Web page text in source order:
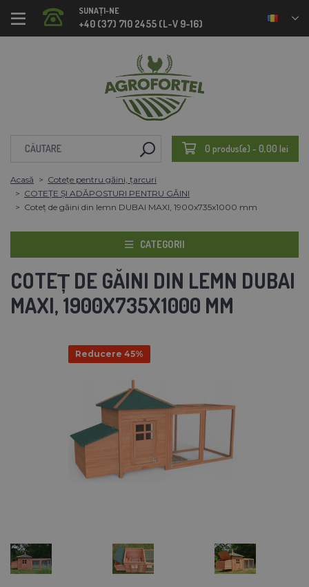
SUNAȚI-NE
+40 (37) 710 2455 (L-V 9-16)
0 produs(e) - 0,00 lei
Acasă
Cotețe pentru găini, țarcuri
COTEȚE ȘI ADĂPOSTURI PENTRU GĂINI
Coteț de găini din lemn DUBAI MAXI, 1900x735x1000 mm
CATEGORII
COTEȚ DE GĂINI DIN LEMN DUBAI
MAXI, 1900X735X1000 MM
Reducere 45%